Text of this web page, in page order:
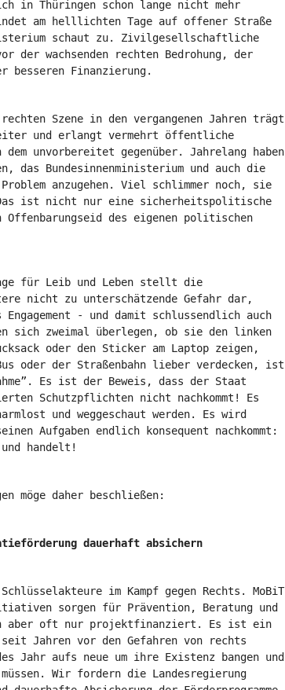
in Thüringen schon lange nicht mehr
am helllichten Tage auf offener Straße
schaut zu. Zivilgesellschaftliche
der wachsenden rechten Bedrohung, der
besseren Finanzierung.
Szene in den vergangenen Jahren trägt
und erlangt vermehrt öffentliche
dem unvorbereitet gegenüber. Jahrelang haben
das Bundesinnenministerium und auch die
anzugehen. Viel schlimmer noch, sie
Das ist nicht nur eine sicherheitspolitische
des eigenen politischen
für Leib und Leben stellt die
nicht zu unterschätzende Gefahr dar,
- und damit schlussendlich auch
sich zweimal überlegen, ob sie den linken
oder den Sticker am Laptop zeigen,
oder der Straßenbahn lieber verdecken, ist
Es ist der Beweis, dass der Staat
Schutzpflichten nicht nachkommt! Es
und weggeschaut werden. Es wird
Aufgaben endlich konsequent nachkommt:
handelt!
möge daher beschließen:
dauerhaft absichern
im Kampf gegen Rechts. MoBiT
sorgen für Prävention, Beratung und
aber oft nur projektfinanziert. Es ist ein
Jahren vor den Gefahren von rechts
Jahr aufs neue um ihre Existenz bangen und
Wir fordern die Landesregierung